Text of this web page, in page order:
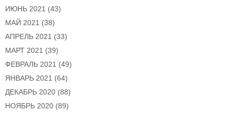
ИЮНЬ 2021 (43)
МАЙ 2021 (38)
АПРЕЛЬ 2021 (33)
МАРТ 2021 (39)
ФЕВРАЛЬ 2021 (49)
ЯНВАРЬ 2021 (64)
ДЕКАБРЬ 2020 (88)
НОЯБРЬ 2020 (89)